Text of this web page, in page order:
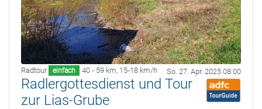
Radtour einfach 40 - 59 km, 15-18 km/h So. 27. Apr. 2025 08:00
Radlergottesdienst und Tour
zur Lias-Grube